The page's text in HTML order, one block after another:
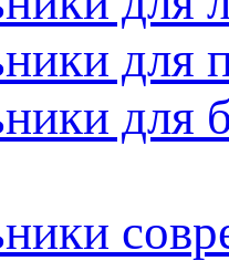
для
для